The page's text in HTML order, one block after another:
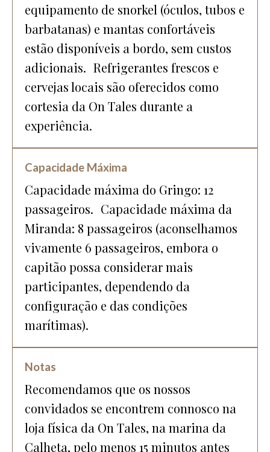
equipamento de snorkel (óculos, tubos e
barbatanas) e mantas confortáveis
estão disponíveis a bordo, sem custos
adicionais. Refrigerantes frescos e
cervejas locais são oferecidos como
cortesia da On Tales durante a
experiência.
Capacidade Máxima
Capacidade máxima do Gringo: 12
passageiros. Capacidade máxima da
Miranda: 8 passageiros (aconselhamos
vivamente 6 passageiros, embora o
capitão possa considerar mais
participantes, dependendo da
configuração e das condições
marítimas).
Notas
Recomendamos que os nossos
convidados se encontrem connosco na
loja física da On Tales, na marina da
Calheta, pelo menos 15 minutos antes